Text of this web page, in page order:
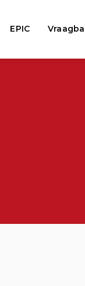
EPIC